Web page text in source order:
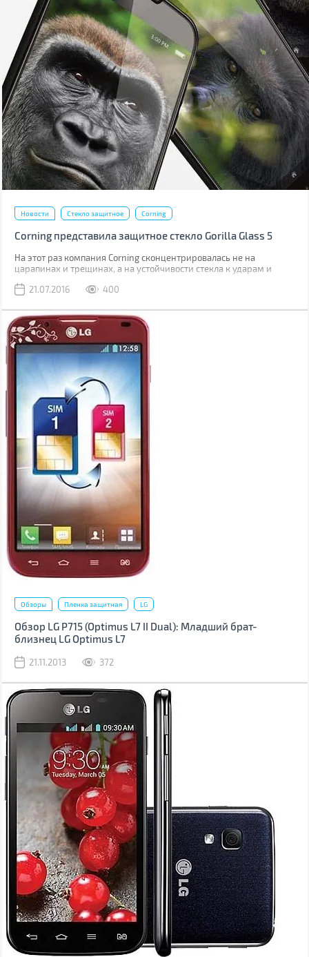
Новости Стекло защитное Corning
Corning представила защитное стекло Gorilla Glass 5
На этот раз компания Corning сконцентрировалась не на
царапинах и трещинах, а на устойчивости стекла к ударам и
21.07.2016
400
Обзоры Пленка защитная LG
Обзор LG P715 (Optimus L7 II Dual): Младший брат-
близнец LG Optimus L7
21.11.2013 372